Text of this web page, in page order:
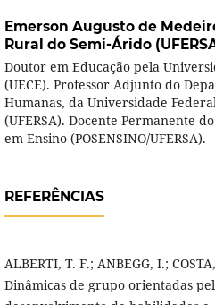
Emerson Augusto de
Rural do Semi-Árido
Doutor em Educação pela
(UECE). Professor Adjunto do
Humanas, da Universidade
(UFERSA). Docente Permanente
em Ensino (POSENSINO/UFERSA).
REFERÊNCIAS
ALBERTI, T. F.; ANBEGG, I.;
Dinâmicas de grupo orientadas